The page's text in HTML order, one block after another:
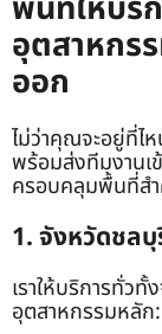
อุตสาหกร
ออก
ไม่ว่าคุณจะอยู่ที่ไ
พร้อมส่งทีมงานเ
ครอบคลุมพื้นที่ส
1. จังหวัดชล
เราให้บริการทั่วทั้
อุตสาหกรรมหลัก: